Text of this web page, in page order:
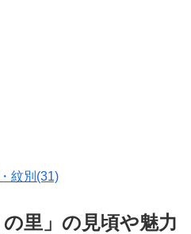
紋別(31)
の里」の見頃や魅力